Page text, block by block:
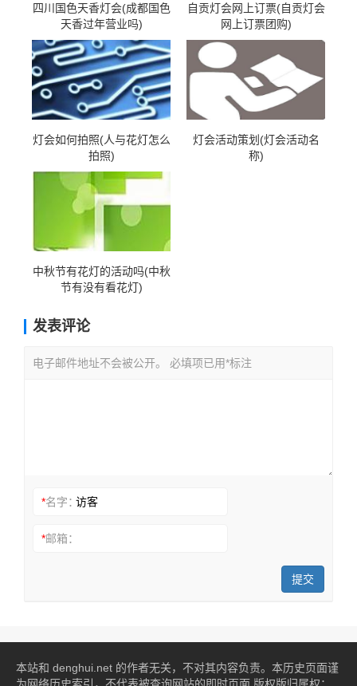
四川国色天香灯会(成都国色
天香过年营业吗)
自贡灯会网上订票(自贡灯会
网上订票团购)
灯会如何拍照(人与花灯怎么
拍照)
灯会活动策划(灯会活动名
称)
中秋节有花灯的活动吗(中秋
节有没有看花灯)
发表评论
电子邮件地址不会被公开。 必填项已用*标注
*名字：
*邮箱：
提交
本站和 denghui.net 的作者无关，不对其内容负责。本历史页面谨